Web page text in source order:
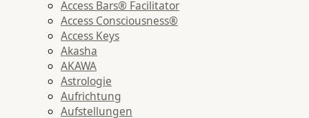
Access Bars® Facilitator
Access Consciousness®
Access Keys
Akasha
AKAWA
Astrologie
Aufrichtung
Aufstellungen